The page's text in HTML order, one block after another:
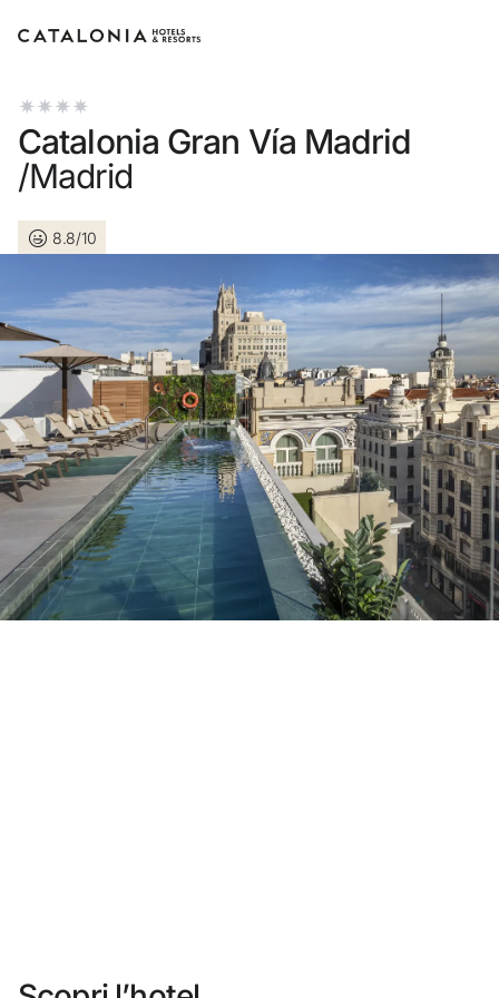
Accedi al tuo account
LOGIN
Hai dimenticato la password?
o usa una di queste opzioni
Entra con Google
Accedere solo con l’email
Non ti sei ancora registrato ?
Creare un account
Catalonia Gran Vía Madrid
/Madrid
8.8/10